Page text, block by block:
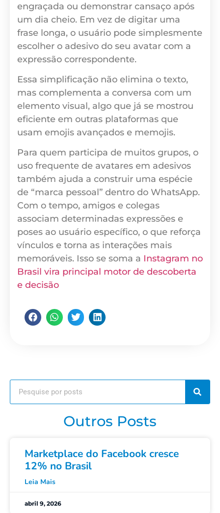
engraçada ou demonstrar cansaço após
um dia cheio. Em vez de digitar uma
frase longa, o usuário pode simplesmente
escolher o adesivo do seu avatar com a
expressão correspondente.
Essa simplificação não elimina o texto,
mas complementa a conversa com um
elemento visual, algo que já se mostrou
eficiente em outras plataformas que
usam emojis avançados e memojis.
Para quem participa de muitos grupos, o
uso frequente de avatares em adesivos
também ajuda a construir uma espécie
de “marca pessoal” dentro do WhatsApp.
Com o tempo, amigos e colegas
associam determinadas expressões e
poses ao usuário específico, o que reforça
vínculos e torna as interações mais
memoráveis. Isso se soma a Instagram no
Brasil vira principal motor de descoberta
e decisão
Outros Posts
Marketplace do Facebook cresce
12% no Brasil
Leia Mais
abril 9, 2026